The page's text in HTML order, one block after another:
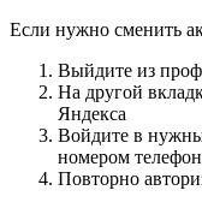
Если нужно сменить
Выйдите из
На другой
Яндекса
Войдите в
номером
Повторно